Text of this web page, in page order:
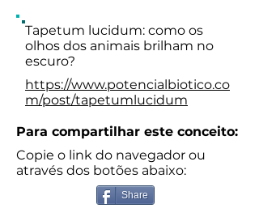
Tapetum lucidum: como os
olhos dos animais brilham no
escuro?
https://www.potencialbiotico.co
m/post/tapetumlucidum
Para compartilhar este conceito:
Copie o link do navegador ou
através dos botões abaixo:
Share